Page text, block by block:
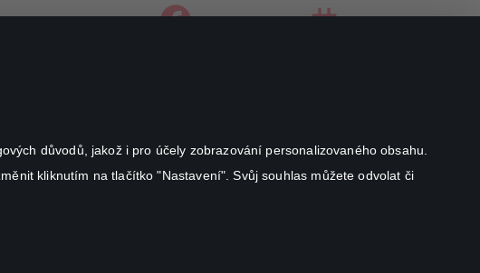
důvodů, jakož i pro účely zobrazování personalizovaného obsahu.
kliknutím na tlačítko "Nastavení". Svůj souhlas můžete odvolat či
facebookinstagram
Canal+ Luxembourg S. à r.l. se sídlem Rue Albert Borschette 4,